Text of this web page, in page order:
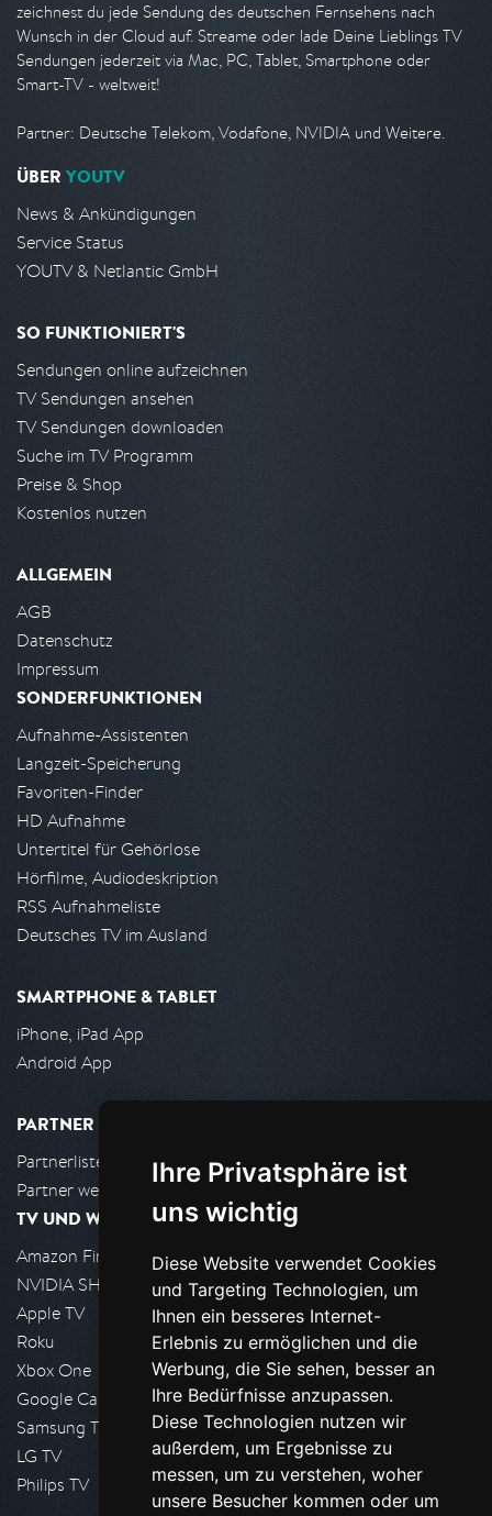
Ihre Privatsphäre ist
uns wichtig
Diese Website verwendet Cookies
und Targeting Technologien, um
Ihnen ein besseres Internet-
Erlebnis zu ermöglichen und die
Werbung, die Sie sehen, besser an
Ihre Bedürfnisse anzupassen.
Diese Technologien nutzen wir
außerdem, um Ergebnisse zu
messen, um zu verstehen, woher
unsere Besucher kommen oder um
zeichnest du jede Sendung des deutschen Fernsehens nach
Wunsch in der Cloud auf. Streame oder lade Deine Lieblings TV
Sendungen jederzeit via Mac, PC, Tablet, Smartphone oder
Smart-TV - weltweit!
Partner: Deutsche Telekom, Vodafone, NVIDIA und Weitere.
ÜBER YOUTV
News & Ankündigungen
Service Status
YOUTV & Netlantic GmbH
SO FUNKTIONIERT'S
Sendungen online aufzeichnen
TV Sendungen ansehen
TV Sendungen downloaden
Suche im TV Programm
Preise & Shop
Kostenlos nutzen
ALLGEMEIN
AGB
Datenschutz
Impressum
SONDERFUNKTIONEN
Aufnahme-Assistenten
Langzeit-Speicherung
Favoriten-Finder
HD Aufnahme
Untertitel für Gehörlose
Hörfilme, Audiodeskription
RSS Aufnahmeliste
Deutsches TV im Ausland
SMARTPHONE & TABLET
iPhone, iPad App
Android App
PARTNER
Partnerliste
Partner werden
TV UND WOHNZIMMER
Amazon FireTV
NVIDIA SHIELD, Google TV
Apple TV
Roku
Xbox One
Google Cast
Samsung TV
LG TV
Philips TV